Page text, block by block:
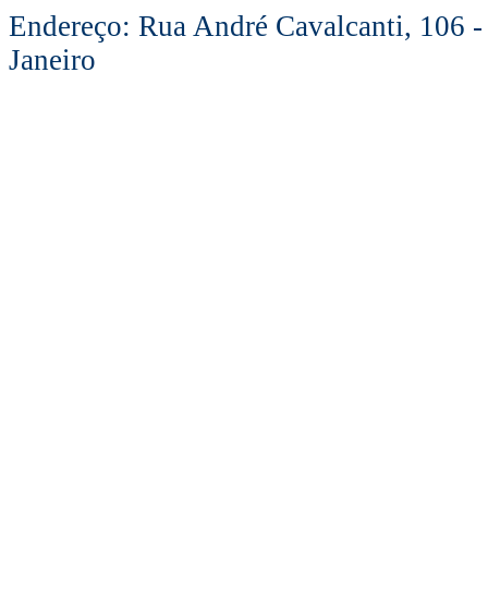
Endereço: Rua André Cavalcanti, 106
Janeiro